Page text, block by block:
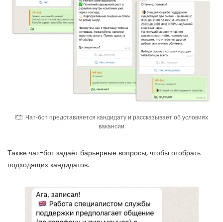
Чат-бот представляется кандидату и рассказывает об условиях
вакансии
Также чат-бот задаёт барьерные вопросы, чтобы отобрать
подходящих кандидатов.